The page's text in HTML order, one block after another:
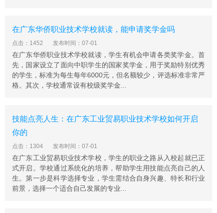
的文化广场、欧陆风情的文化长廊、宽敞明亮的教学楼和
综合大楼、设备先进的实训大楼、公寓式的学生宿舍、宽
敞卫生的师生饭堂等等。
2.设备先进齐全。实训中心内设电工实习室、电工考证
室、全市最先进的语音室、PLC编程实验室、家电十二合
一综合设备室、钳工实验室等23个实训室，工 位1000多
业学生实验、实习需要。
3.校园文化深厚。图书藏书量近10万册，其中电子图书15
000多册。爱校、勤学、自强、开拓校风蔚然成风，“五抓
五保”是学校开展素质教育成功经验， 学校开设超市模式
第二课堂，各科技兴趣小组开展读书活动，实验实习活
动，文娱体育活动，郊游活动等各种活动，2006年学校文
工团编排的节目《蚕乡情韵》 参加省第一届民间艺术节演
在广东华侨职业技术学校就读，能申请奖学金吗
点击：1452 发布时间：07-01
在广东华侨职业技术学校就读，学生有机会申请各类奖学金。首
先，国家设立了面向中职学生的国家奖学金，用于奖励特别优秀
的学生，标准为每生每年6000元，但名额较少，评选标准非常严
格。其次，学校通常设有校级奖学金...
技能点亮人生：在广东工业贸易职业技术学校如何开启
你的
点击：1304 发布时间：07-01
在广东工业贸易职业技术学校，学生的职业之路从入校起就已正
式开启。学校通过系统化的培养，帮助学生用技能点亮自己的人
生。第一步是科学选择专业，学生需结合自身兴趣、特长和行业
前景，选择一个适合自己发展的专业...